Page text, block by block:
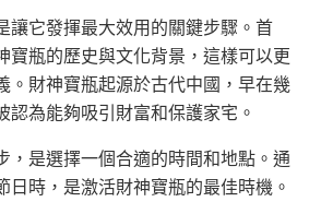
讓它發揮最大效用的關鍵步驟。首
寶瓶的歷史與文化背景，這樣可以更
。財神寶瓶起源於古代中國，早在幾
認為能夠吸引財富和保護家宅。
，是選擇一個合適的時間和地點。通
日時，是激活財神寶瓶的最佳時機。